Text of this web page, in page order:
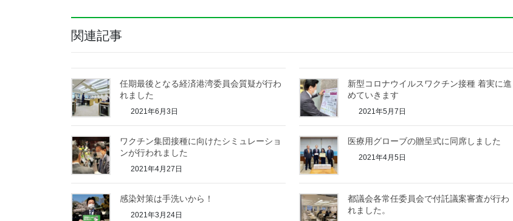
関連記事
任期最後となる経済港湾委員会質疑が行わ
れました
2021年6月3日
新型コロナウイルスワクチン接種 着実に進
めていきます
2021年5月7日
ワクチン集団接種に向けたシミュレーショ
ンが行われました
2021年4月27日
医療用グローブの贈呈式に同席しました
2021年4月5日
感染対策は手洗いから！
2021年3月24日
都議会各常任委員会で付託議案審査が行わ
れました。